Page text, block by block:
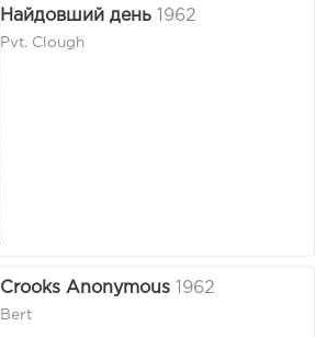
Найдовший день 1962
Pvt. Clough
Crooks Anonymous 1962
Bert